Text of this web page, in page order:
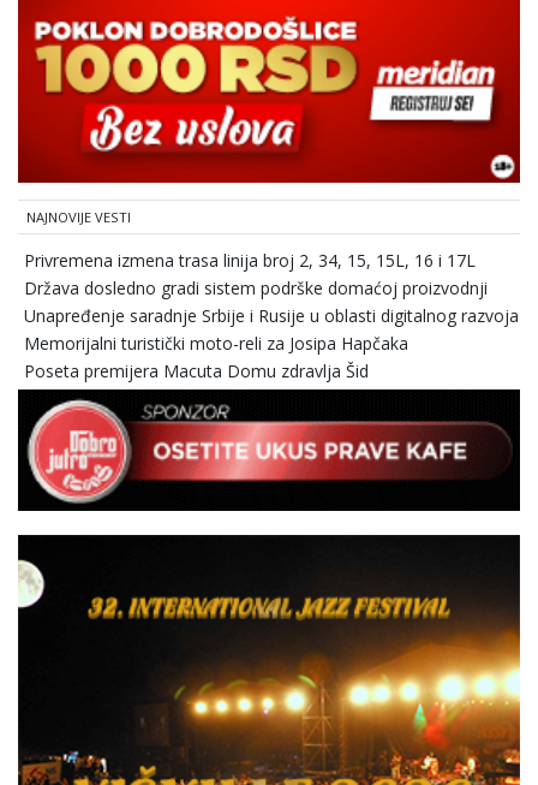
NAJNOVIJE VESTI
Privremena izmena trasa linija broj 2, 34, 15, 15L, 16 i 17L
Država dosledno gradi sistem podrške domaćoj proizvodnji
Unapređenje saradnje Srbije i Rusije u oblasti digitalnog razvoja
Memorijalni turistički moto-reli za Josipa Hapčaka
Poseta premijera Macuta Domu zdravlja Šid